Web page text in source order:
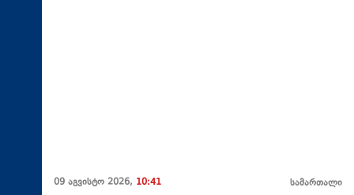
09 აგვისტო 2026, 10:41 სამართალი